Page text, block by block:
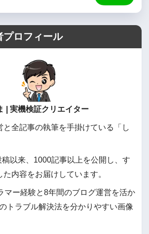
プロフィール
| 実機検証クリエイター
と全記事の執筆を手掛けている「し
以来、1000記事以上を公開し、す
内容をお届けしています。
マー経験と8年間のブログ運営を活か
トラブル解決法を分かりやすい画像